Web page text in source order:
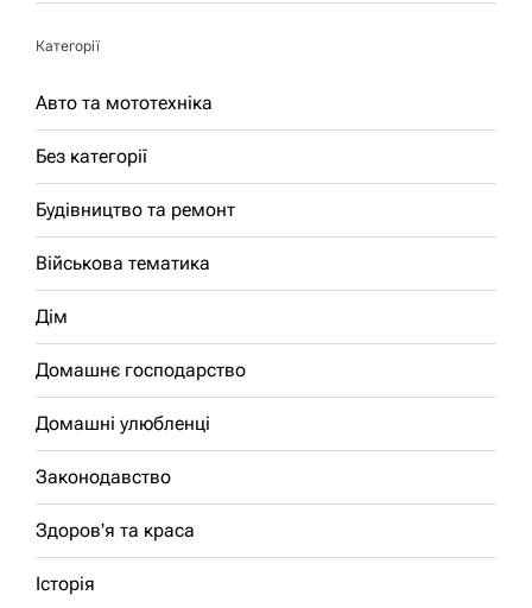
Категорії
Авто та мототехніка
Без категорії
Будівництво та ремонт
Військова тематика
Дім
Домашнє господарство
Домашні улюбленці
Законодавство
Здоров'я та краса
Історія